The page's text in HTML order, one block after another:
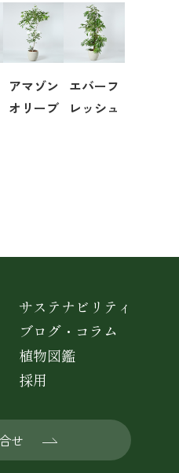
アマゾン
オリーブ
エバーフ
レッシュ
サステナビリティ
ブログ・コラム
植物図鑑
採用
せ